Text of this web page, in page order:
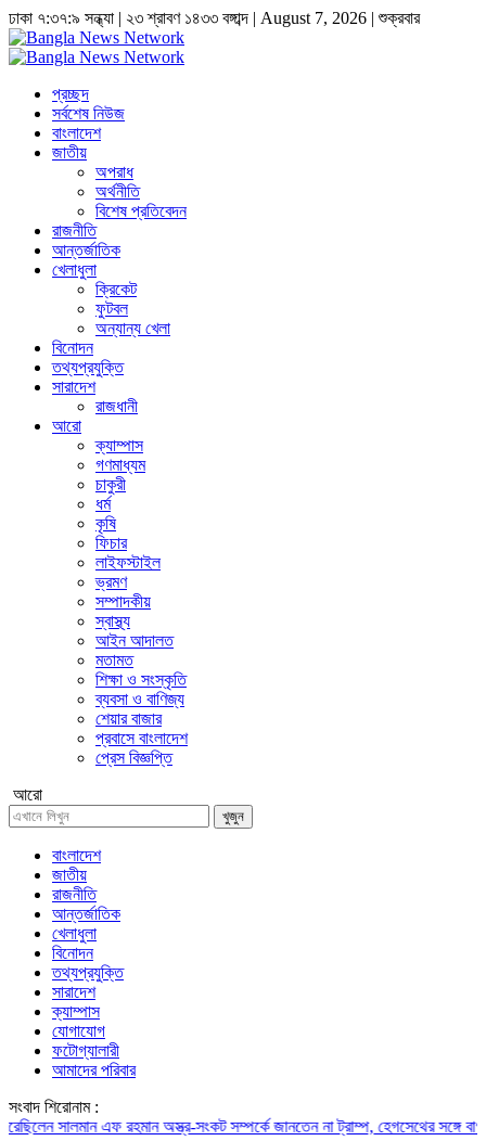
ঢাকা ৭:৩৭:১০ সন্ধ্যা |২৩ শ্রাবণ ১৪৩৩ বঙ্গাব্দ | August 7, 2026 |শুক্রবার
প্রচ্ছদ
সর্বশেষ নিউজ
বাংলাদেশ
জাতীয়
অপরাধ
অর্থনীতি
বিশেষ প্রতিবেদন
রাজনীতি
আন্তর্জাতিক
খেলাধুলা
ক্রিকেট
ফুটবল
অন্যান্য খেলা
বিনোদন
তথ্যপ্রযুক্তি
সারাদেশ
রাজধানী
আরো
ক্যাম্পাস
গণমাধ্যম
চাকুরী
ধর্ম
কৃষি
ফিচার
লাইফস্টাইল
ভ্রমণ
সম্পাদকীয়
স্বাস্থ্য
আইন আদালত
মতামত
শিক্ষা ও সংস্কৃতি
ব্যবসা ও বাণিজ্য
শেয়ার বাজার
প্রবাসে বাংলাদেশ
প্রেস বিজ্ঞপ্তি
আরো
খুজুন
বাংলাদেশ
জাতীয়
রাজনীতি
আন্তর্জাতিক
খেলাধুলা
বিনোদন
তথ্যপ্রযুক্তি
সারাদেশ
ক্যাম্পাস
যোগাযোগ
ফটোগ্যালারী
আমাদের পরিবার
সংবাদ শিরোনাম :
এফ রহমানঅস্ত্র-সংকট সম্পর্কে জানতেন না ট্রাম্প, হেগসেথের সঙ্গে বাগ্‌যুদ্ধে জড়ান